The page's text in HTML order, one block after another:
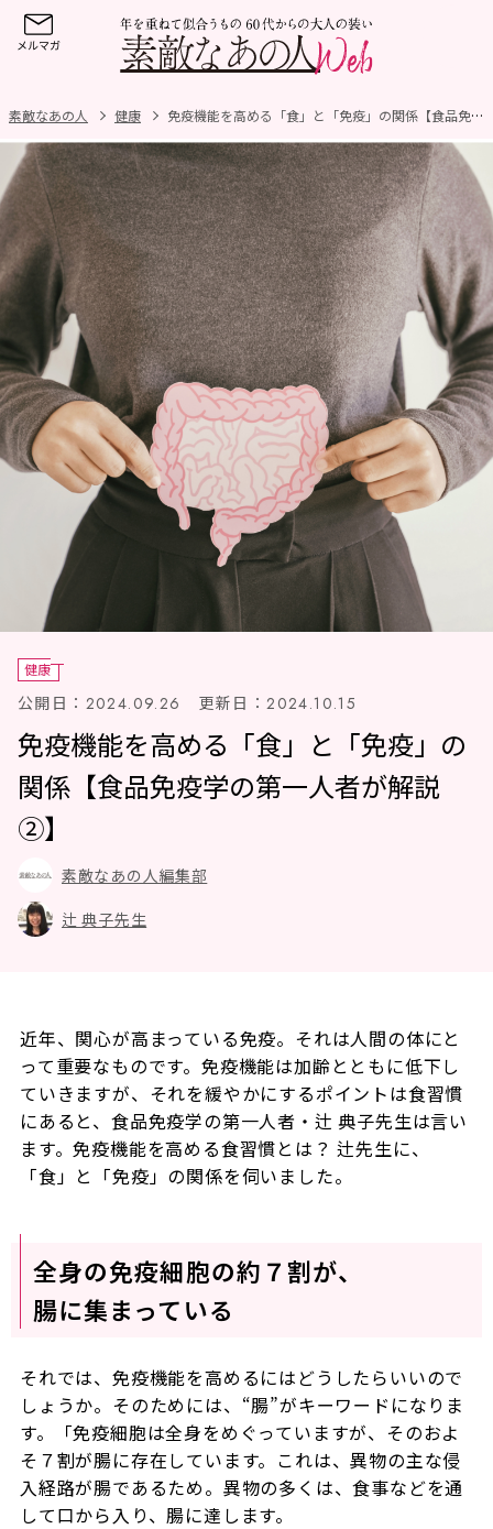
素敵なあの人 健康 免疫機能を高める「食」と「免疫」の関係【食品免疫学の第一人者が解説②】
健康
公開日： 2024.09.26 更新日： 2024.10.15
免疫機能を高める「食」と「免疫」の
関係【食品免疫学の第一人者が解説
②】
素敵なあの人編集部
辻 典子先生
近年、関心が高まっている免疫。それは人間の体にと
って重要なものです。免疫機能は加齢とともに低下し
ていきますが、それを緩やかにするポイントは食習慣
にあると、食品免疫学の第一人者・辻 典子先生は言い
ます。免疫機能を高める食習慣とは？ 辻先生に、
「食」と「免疫」の関係を伺いました。
全身の免疫細胞の約７割が、
腸に集まっている
それでは、免疫機能を高めるにはどうしたらいいので
しょうか。そのためには、“腸”がキーワードになりま
す。「免疫細胞は全身をめぐっていますが、そのおよ
そ７割が腸に存在しています。これは、異物の主な侵
入経路が腸であるため。異物の多くは、食事などを通
して口から入り、腸に達します。